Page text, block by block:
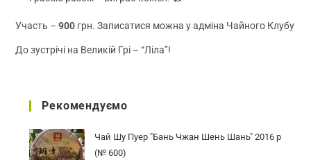
Участь –900 грн. Записатися можна у адміна Чайного Клубу
До зустрічі на Великій Грі – “Ліла”!
Рекомендуємо
Чай Шу Пуер "Бань Чжан Шень Шань" 2016 р
(№ 600)